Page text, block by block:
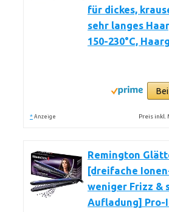
für dickes,
sehr langes
150-230°C,
* Anzeige Preis inkl.
Remington
[dreifache
weniger Frizz &
Aufladung] Pro-